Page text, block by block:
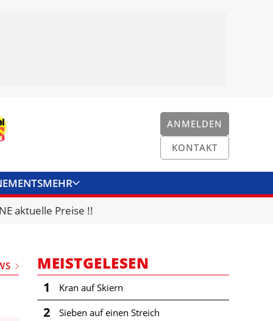
ANMELDEN
KONTAKT
MEHR
KONTAKT
aktuelle Preise !!
MEISTGELESEN
1 Kran auf Skiern
2 Sieben auf einen Streich